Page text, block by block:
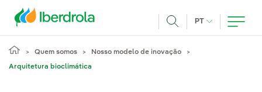
PT IDIOMA ATUAL,
Quem somos Nosso modelo de inovação
Arquitetura bioclimática